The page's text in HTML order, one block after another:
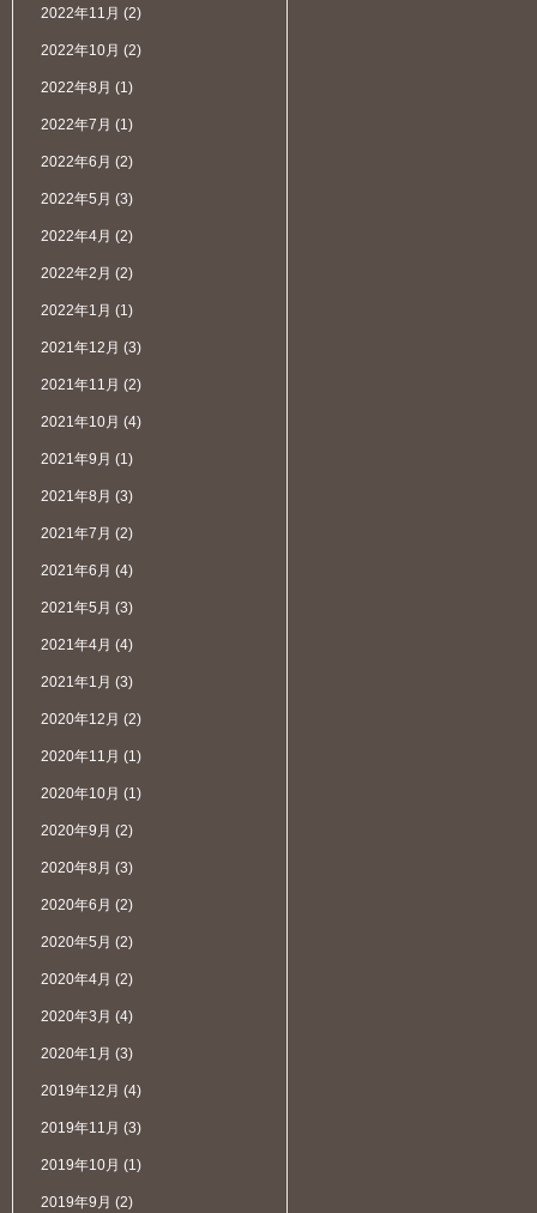
2022年11月 (2)
2022年10月 (2)
2022年8月 (1)
2022年7月 (1)
2022年6月 (2)
2022年5月 (3)
2022年4月 (2)
2022年2月 (2)
2022年1月 (1)
2021年12月 (3)
2021年11月 (2)
2021年10月 (4)
2021年9月 (1)
2021年8月 (3)
2021年7月 (2)
2021年6月 (4)
2021年5月 (3)
2021年4月 (4)
2021年1月 (3)
2020年12月 (2)
2020年11月 (1)
2020年10月 (1)
2020年9月 (2)
2020年8月 (3)
2020年6月 (2)
2020年5月 (2)
2020年4月 (2)
2020年3月 (4)
2020年1月 (3)
2019年12月 (4)
2019年11月 (3)
2019年10月 (1)
2019年9月 (2)